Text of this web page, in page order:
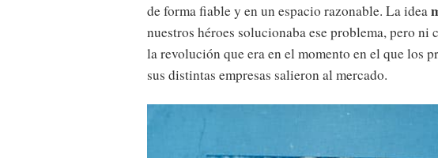
de forma fiable y en un espacio razonable. La idea
nuestros héroes solucionaba ese problema, pero
la revolución que era en el momento en el que los
sus distintas empresas salieron al mercado.